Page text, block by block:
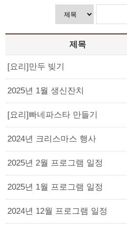
제목
[요리]만두 빚기
2025년 1월 생신잔치
[요리]빠네파스타 만들기
2024년 크리스마스 행사
2025년 2월 프로그램 일정
2025년 1월 프로그램 일정
2024년 12월 프로그램 일정